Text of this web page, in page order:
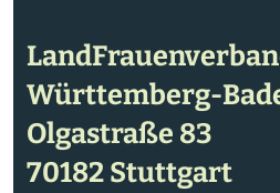
Württemberg-
Olgastraße 83
70182 Stuttgart